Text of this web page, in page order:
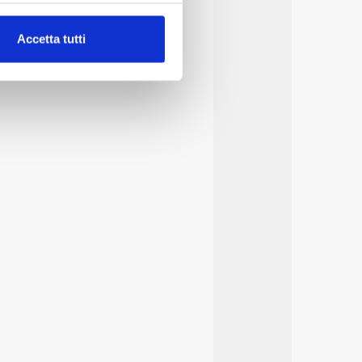
(impronte
di base quali la
che l’Utente ha fornito
i singoli cookie
Accetta tutti